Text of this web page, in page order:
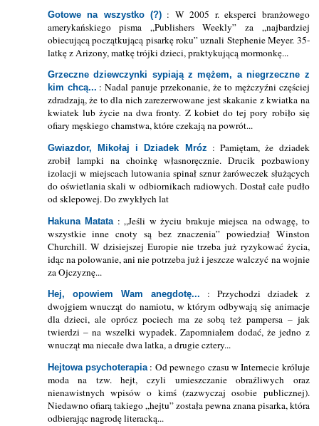
Gotowe na wszystko (?): W 2005 r. eksperci branżowego
amerykańskiego pisma „Publishers Weekly” za „najbardziej
obiecującą początkującą pisarkę roku” uznali Stephenie Meyer. 35-
latkę z Arizony, matkę trójki dzieci, praktykującą mormonkę...
Grzeczne dziewczynki sypiają z mężem, a niegrzeczne z
kim chcą... : Nadal panuje przekonanie, że to mężczyźni częściej
zdradzają, że to dla nich zarezerwowane jest skakanie z kwiatka na
kwiatek lub życie na dwa fronty. Z kobiet do tej pory robiło się
ofiary męskiego chamstwa, które czekają na powrót...
Gwiazdor, Mikołaj i Dziadek Mróz : Pamiętam, że dziadek
zrobił lampki na choinkę własnoręcznie. Drucik pozbawiony
izolacji w miejscach lutowania spinał sznur żaróweczek służących
do oświetlania skali w odbiornikach radiowych. Dostał całe pudło
od sklepowej. Do zwykłych lat
Hakuna Matata: „Jeśli w życiu brakuje miejsca na odwagę, to
wszystkie inne cnoty są bez znaczenia” powiedział Winston
Churchill. W dzisiejszej Europie nie trzeba już ryzykować życia,
idąc na polowanie, ani nie potrzeba już i jeszcze walczyć na wojnie
za Ojczyznę...
Hej, opowiem Wam anegdotę...
: Przychodzi dziadek z
dwojgiem wnucząt do namiotu, w którym odbywają się animacje
dla dzieci, ale oprócz pociech ma ze sobą też pampersa – jak
twierdzi – na wszelki wypadek. Zapomniałem dodać, że jedno z
wnucząt ma niecałe dwa latka, a drugie cztery...
Hejtowa psychoterapia: Od pewnego czasu w Internecie króluje
moda na tzw. hejt, czyli umieszczanie obraźliwych oraz
nienawistnych wpisów o kimś (zazwyczaj osobie publicznej).
Niedawno ofiarą takiego „hejtu” została pewna znana pisarka, która
odbierając nagrodę literacką...